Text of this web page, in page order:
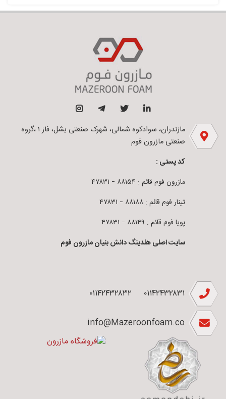
مازندران، سوادکوه شمالی، شهرک صنعتی بشل، فاز ۱ ،گروه
صنعتی مازرون فوم
کد پستی :
مازرون فوم قائم : ۸۸۱۵۴ – ۴۷۸۳۱
تینار فوم قائم : ۸۸۱۸۸ – ۴۷۸۳۱
پویا فوم قائم : ۸۸۱۴۹ – ۴۷۸۳۱
سایت اصلی هلدینگ دانش بنیان مازرون فوم
۰۱۱۴۲۴۳۲۸۳۱ ۰۱۱۴۲۴۳۲۸۳۲
info@Mazeroonfoam.co